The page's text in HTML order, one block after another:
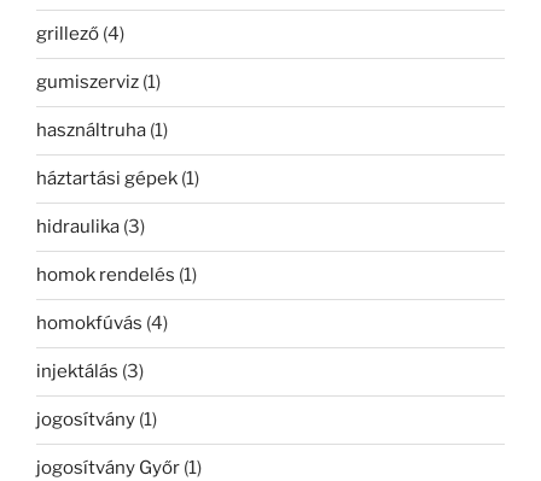
grillező (4)
gumiszerviz (1)
használtruha (1)
háztartási gépek (1)
hidraulika (3)
homok rendelés (1)
homokfúvás (4)
injektálás (3)
jogosítvány (1)
jogosítvány Győr (1)